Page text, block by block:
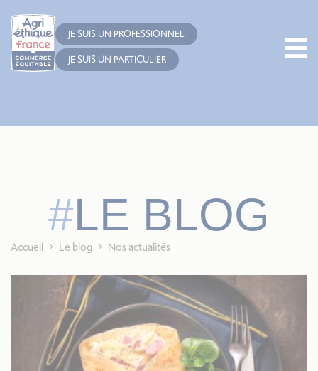
JE SUIS UN PROFESSIONNEL
JE SUIS UN PARTICULIER
LE BLOG
Accueil Le blog Nos actualités